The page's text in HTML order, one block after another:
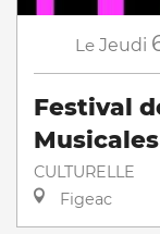
Le Jeudi
Festival
CULTURELLE
Figeac